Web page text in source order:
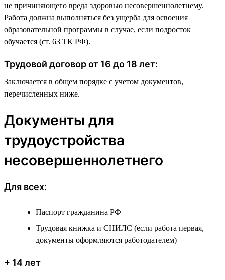
не причиняющего вреда здоровью несовершеннолетнему.
Работа должна выполняться без ущерба для освоения
образовательной программы в случае, если подросток
обучается (ст. 63 ТК РФ).
Трудовой договор от 16 до 18 лет:
Заключается в общем порядке с учетом документов,
перечисленных ниже.
Документы для
трудоустройства
несовершеннолетнего
Для всех:
Паспорт гражданина РФ
Трудовая книжка и СНИЛС (если работа первая,
документы оформляются работодателем)
+ 14 лет